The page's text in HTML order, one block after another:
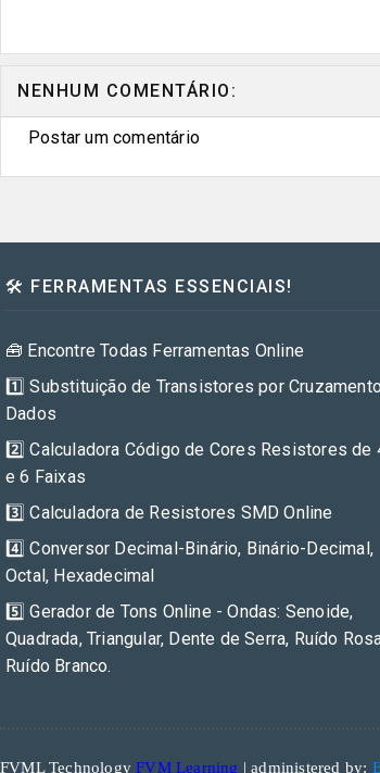
NENHUM COMENTÁRIO:
Postar um comentário
🛠️ FERRAMENTAS ESSENCIAIS!
🧰 Encontre Todas Ferramentas Online
1️⃣ Substituição de Transistores por
Dados
2️⃣ Calculadora Código de Cores Resistores de
e 6 Faixas
3️⃣ Calculadora de Resistores SMD Online
4️⃣ Conversor Decimal-Binário, Binário-Decimal,
Octal, Hexadecimal
5️⃣ Gerador de Tons Online - Ondas: Senoide,
Quadrada, Triangular, Dente de Serra, Ruído
Ruído Branco.
FVML TechnologyFVM Learning | administered by: